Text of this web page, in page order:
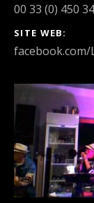
00 33 (0) 450
SITE WEB
facebook.com/